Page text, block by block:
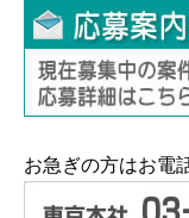
お急ぎの方はお電